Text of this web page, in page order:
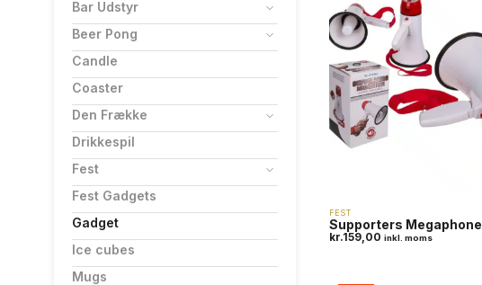
Bar Udstyr
Beer Pong
Candle
Coaster
Den Frække
Drikkespil
Fest
Fest Gadgets
Gadget
Ice cubes
Mugs
FEST
Supporters Megaphone
kr.159,00 inkl. moms